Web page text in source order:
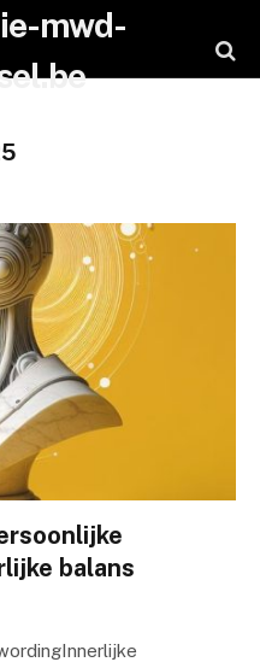
mwd-
balans